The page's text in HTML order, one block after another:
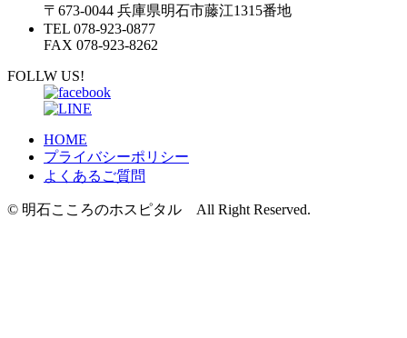
〒673-0044 兵庫県明石市藤江1315番地
TEL 078-923-0877
FAX 078-923-8262
FOLLW US!
HOME
プライバシーポリシー
よくあるご質問
© 明石こころのホスピタル All Right Reserved.